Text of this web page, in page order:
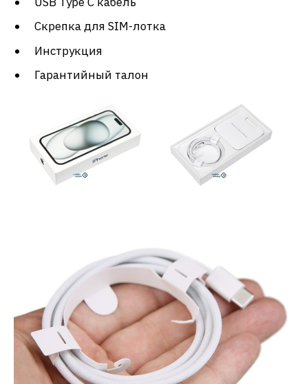
Скрепка для SIM-лотка
Инструкция
Гарантийный талон